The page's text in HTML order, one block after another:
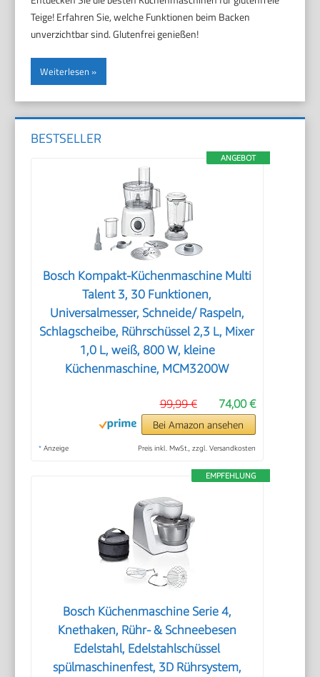
Teige! Erfahren Sie, welche Funktionen beim Backen
unverzichtbar sind. Glutenfrei genießen!
Weiterlesen
BESTSELLER
ANGEBOT
Bosch Kompakt-Küchenmaschine Multi
Talent 3, 30 Funktionen,
Universalmesser, Schneide/ Raspeln,
Schlagscheibe, Rührschüssel 2,3 L, Mixer
1,0 L, weiß, 800 W, kleine
Küchenmaschine, MCM3200W
74,00 €
99,99 €
Bei Amazon ansehen
* Anzeige Preis inkl. MwSt., zzgl. Versandkosten
EMPFEHLUNG
Bosch Küchenmaschine Serie 4,
Knethaken, Rühr- & Schneebesen
Edelstahl, Edelstahlschüssel
spülmaschinenfest, 3D Rührsystem,